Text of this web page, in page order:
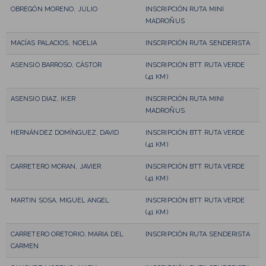
OBREGÓN MORENO, JULIO
INSCRIPCIÓN RUTA MINI
MADROÑUS
MACÍAS PALACIOS, NOELIA INSCRIPCIÓN RUTA SENDERISTA
ASENSIO BARROSO, CÁSTOR
INSCRIPCIÓN BTT RUTA VERDE
(41 KM)
ASENSIO DIAZ, IKER
INSCRIPCIÓN RUTA MINI
MADROÑUS
HERNÁNDEZ DOMÍNGUEZ, DAVID
INSCRIPCIÓN BTT RUTA VERDE
(41 KM)
CARRETERO MORAN, JAVIER
INSCRIPCIÓN BTT RUTA VERDE
(41 KM)
MARTIN SOSA, MIGUEL ANGEL
INSCRIPCIÓN BTT RUTA VERDE
(41 KM)
CARRETERO ORETORIO, MARIA DEL
CARMEN
INSCRIPCIÓN RUTA SENDERISTA